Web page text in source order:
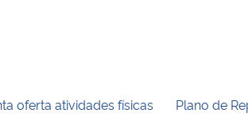
oferta atividades físicas
Plano de